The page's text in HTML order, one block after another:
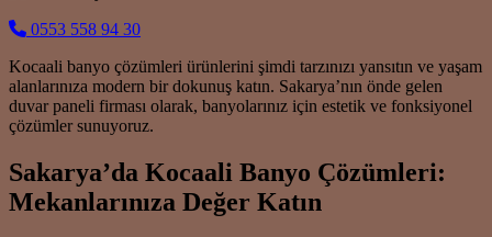
0553 558 94 30
Kocaali banyo çözümleri ürünlerini şimdi tarzınızı yansıtın ve yaşam
alanlarınıza modern bir dokunuş katın. Sakarya’nın önde gelen
duvar paneli firması olarak, banyolarınız için estetik ve fonksiyonel
çözümler sunuyoruz.
Sakarya’da Kocaali Banyo Çözümleri:
Mekanlarınıza Değer Katın